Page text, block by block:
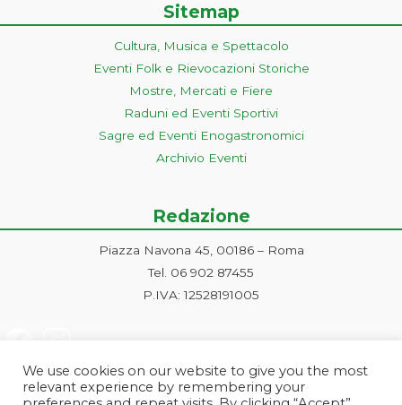
Sitemap
Cultura, Musica e Spettacolo
Eventi Folk e Rievocazioni Storiche
Mostre, Mercati e Fiere
Raduni ed Eventi Sportivi
Sagre ed Eventi Enogastronomici
Archivio Eventi
Redazione
Piazza Navona 45, 00186 – Roma
Tel. 06 902 87455
P.IVA: 12528191005
We use cookies on our website to give you the most
relevant experience by remembering your